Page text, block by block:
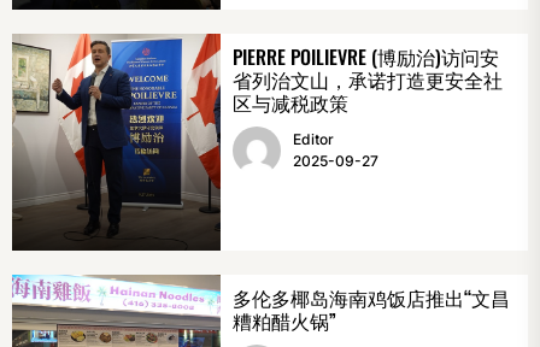
PIERRE POILIEVRE (博励治)访问安
省列治文山，承诺打造更安全社
区与减税政策
Editor
2025-09-27
多伦多椰岛海南鸡饭店推出“文昌
糟粕醋火锅”